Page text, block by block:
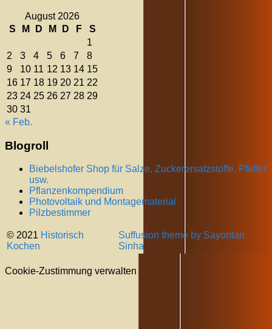
August 2026
S
M D M D F
S
1
2
3 4 5 6 7
8
9
10 11 12 13 14 15
16 17 18 19 20 21 22
23 24 25 26 27 28 29
30 31
« Feb.
Blogroll
Biebelshofer Shop für Salze, Zuckerersatzstoffe, Pfeffer
usw.
Pflanzenkompendium
Photovoltaik und Montagematerial
Pilzbestimmer
© 2021 Historisch
Kochen
Suffusion theme by Sayontan
Sinha
Cookie-Zustimmung verwalten